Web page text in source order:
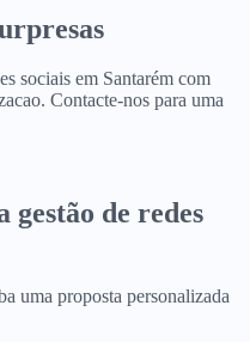
sociais em Santarém com
Contacte-nos para uma
gestão de redes
uma proposta personalizada